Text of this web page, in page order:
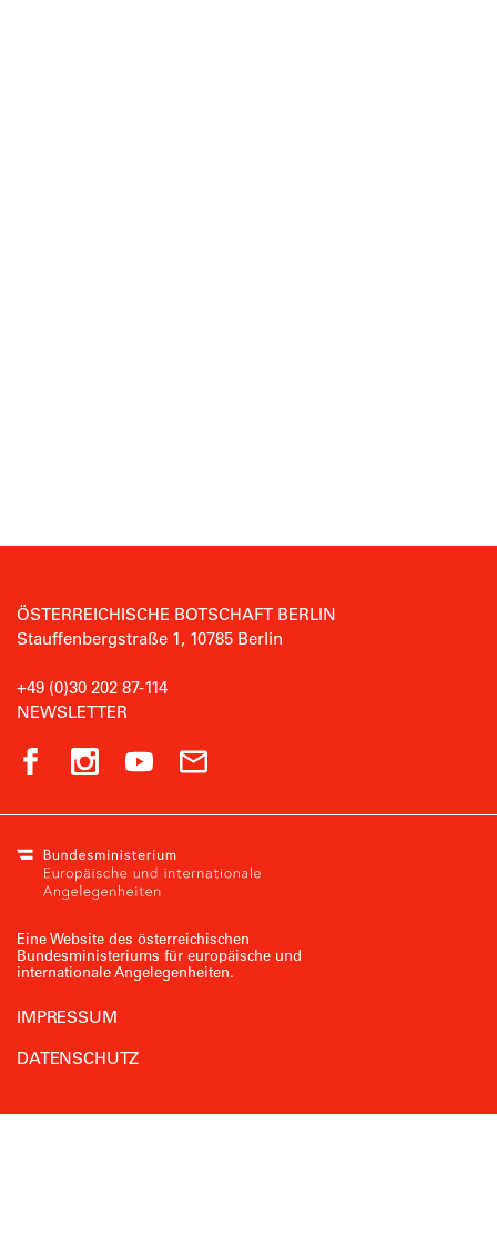
ÖSTERREICHISCHE BOTSCHAFT BERLIN
Stauffenbergstraße 1, 10785 Berlin
+49 (0)30 202 87-114
NEWSLETTER
Eine Website des österreichischen
Bundesministeriums für europäische und
internationale Angelegenheiten.
IMPRESSUM
DATENSCHUTZ